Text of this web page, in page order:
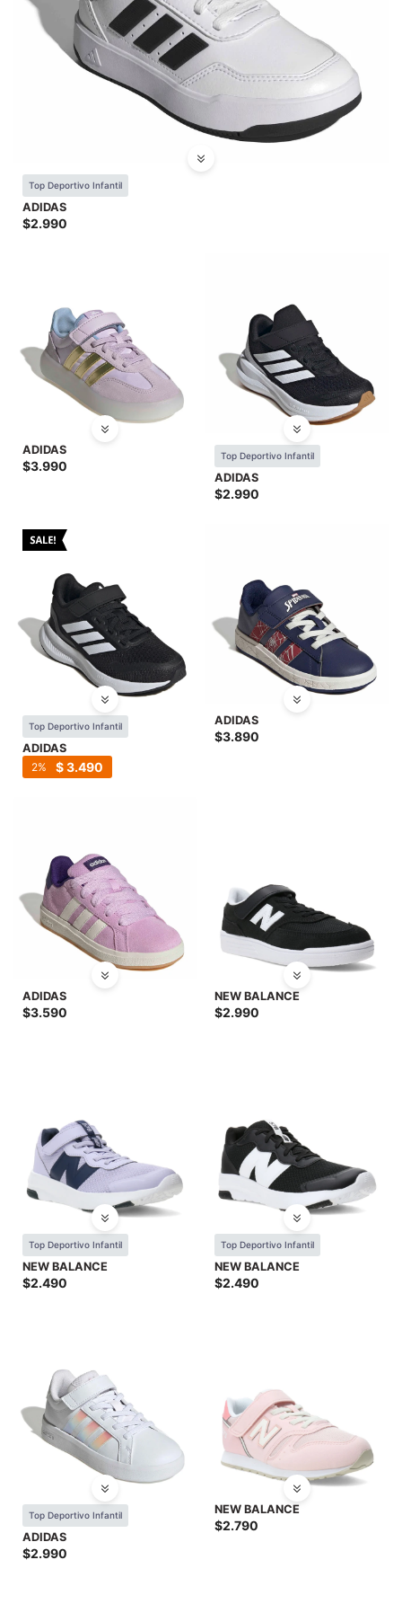
Top Deportivo Infantil
ADIDAS
$2.990
ADIDAS
$3.990
Top Deportivo Infantil
ADIDAS
$2.990
Top Deportivo Infantil
ADIDAS
$3.490
2
ADIDAS
$3.890
ADIDAS
$3.590
NEW BALANCE
$2.990
Top Deportivo Infantil
NEW BALANCE
$2.490
Top Deportivo Infantil
NEW BALANCE
$2.490
Top Deportivo Infantil
ADIDAS
$2.990
NEW BALANCE
$2.790